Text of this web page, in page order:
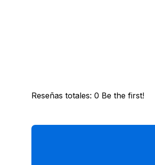
Reseñas totales: 0 Be the first!